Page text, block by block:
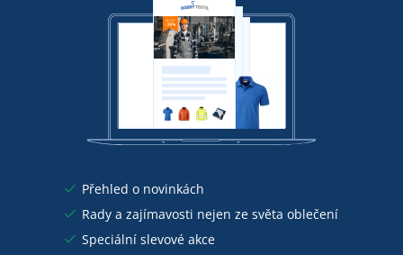
Přehled o novinkách
Rady a zajímavosti nejen ze světa oblečení
Speciální slevové akce